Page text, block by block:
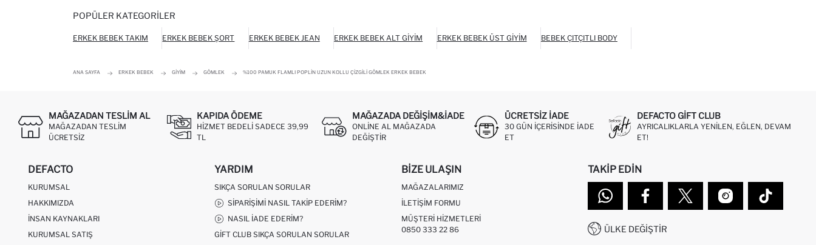
POPÜLER KATEGORILER
ERKEK BEBEK TAKIM ERKEK BEBEK ŞORT ERKEK BEBEK JEAN ERKEK BEBEK ALT GIYIM ERKEK BEBEK ÜST GIYIM BEBEK ÇITÇITLI BODY
ANA SAYFA ERKEK BEBEK GIYIM GÖMLEK %100 PAMUK FLAMLI POPLIN UZUN KOLLU ÇIZGILI GÖMLEK ERKEK BEBEK
MAĞAZADAN TESLIM AL
MAĞAZADAN TESLIM
ÜCRETSIZ
KAPIDA ÖDEME
HIZMET BEDELI SADECE 39,99
TL
MAĞAZADA DEĞIŞIM&İADE
ONLINE AL MAĞAZADA
DEĞIŞTIR
ÜCRETSIZ IADE
30 GÜN IÇERISINDE IADE
ET
DEFACTO GIFT CLUB
AYRICALIKLARLA YENILEN, EĞLEN, DEVAM
ET!
DEFACTO
KURUMSAL
HAKKIMIZDA
İNSAN KAYNAKLARI
KURUMSAL SATIŞ
YARDIM
SIKÇA SORULAN SORULAR
SIPARIŞIMI NASIL TAKIP EDERIM?
NASIL İADE EDERIM?
GIFT CLUB SIKÇA SORULAN SORULAR
BIZE ULAŞIN
MAĞAZALARIMIZ
İLETIŞIM FORMU
MÜŞTERI HIZMETLERI
0850 333 22 86
TAKIP EDIN
ÜLKE DEĞIŞTIR